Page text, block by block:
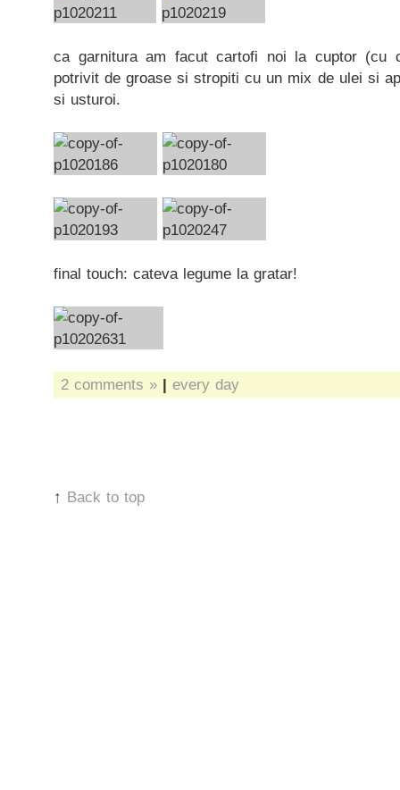
ca garnitura am facut cartofi noi la cuptor (cu
potrivit de groase si stropiti cu un mix de ulei si
si usturoi.
final touch: cateva legume la gratar!
2 comments » | every day
↑ Back to top